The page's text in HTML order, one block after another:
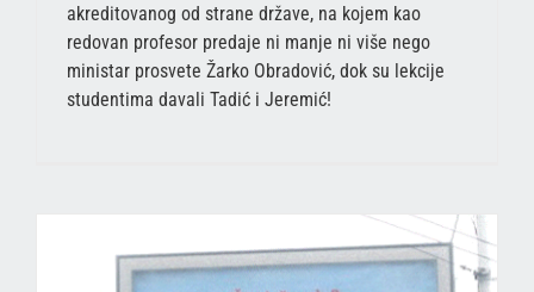
akreditovanog od strane države, na kojem kao
redovan profesor predaje ni manje ni više nego
ministar prosvete Žarko Obradović, dok su lekcije
studentima davali Tadić i Jeremić!